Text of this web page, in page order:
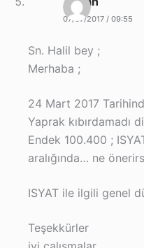
07/07/2017 / 09:55
Sn. Halil bey ;
Merhaba ;
24 Mart 2017
Yaprak kıbırdamadı
Endek 100.400 ;
aralığında… ne
ISYAT ile ilgili genel
Teşekkürler